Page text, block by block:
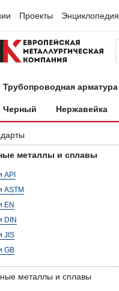
Проекты Энциклопедия
Трубопроводная арматура
Черный Нержавейка
металлы и сплавы
API
ASTM
EN
DIN
JIS
GB
металлы и сплавы